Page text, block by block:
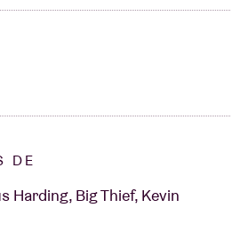
DE
Harding, Big Thief, Kevin